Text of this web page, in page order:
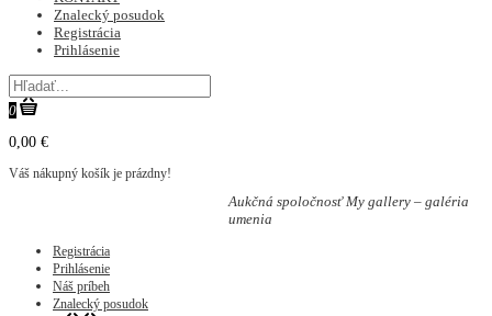
Znalecký posudok
Registrácia
Prihlásenie
0
0,00 €
Váš nákupný košík je prázdny!
Aukčná spoločnosť My gallery – galéria
umenia
Registrácia
Prihlásenie
Náš príbeh
Znalecký posudok